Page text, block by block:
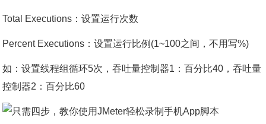
Total Executions：设置运行次数
Percent Executions：设置运行比例(1~100之间，不用写%)
如：设置线程组循环5次，吞吐量控制器1：百分比40，吞吐量
控制器2：百分比60